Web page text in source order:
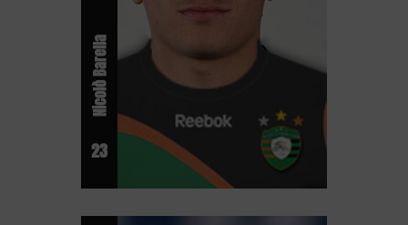
23
Nicolò Barella